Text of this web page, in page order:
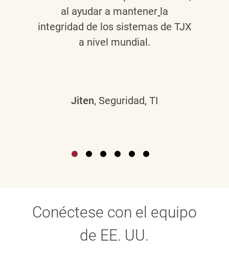
al ayudar a mantener la
integridad de los sistemas de TJX
a nivel mundial.
Jiten, Seguridad, TI
Conéctese con el equipo
de EE. UU.